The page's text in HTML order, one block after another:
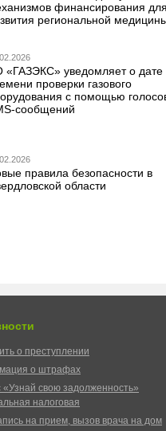
финансирования для
региональной
«ГАЗЭКС» уведомляет о дате
проверки газового
с помощью
сообщений
правила безопасности в
области
о преступлении
о штрафах
«Узнай свою задолженность»
налоговая
на прием, вызов врача на дом